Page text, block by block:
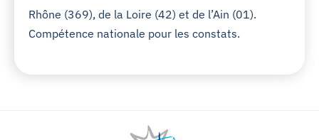
Rhône (369), de la Loire (42) et de l’Ain (01).
Compétence nationale pour les constats.